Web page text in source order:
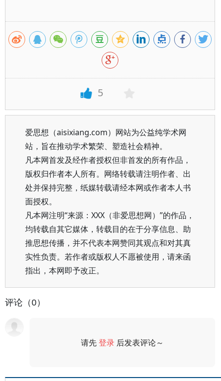
5
爱思想（aisixiang.com）网站为公益纯学术网
站，旨在推动学术繁荣、塑造社会精神。
凡本网首发及经作者授权但非首发的所有作品，
版权归作者本人所有。网络转载请注明作者、出
处并保持完整，纸媒转载请经本网或作者本人书
面授权。
凡本网注明“来源：XXX（非爱思想网）”的作品，
均转载自其它媒体，转载目的在于分享信息、助
推思想传播，并不代表本网赞同其观点和对其真
实性负责。若作者或版权人不愿被使用，请来函
指出，本网即予改正。
评论（0）
请先登录 后发表评论～